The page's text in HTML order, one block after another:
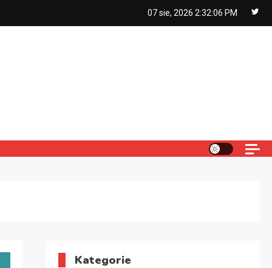
07 sie, 2026 2:32:07 PM
Kategorie